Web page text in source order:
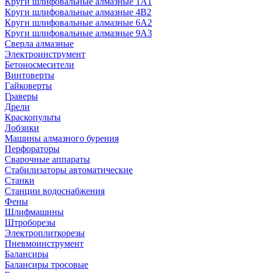
Круги шлифовальные алмазные 4В2
Круги шлифовальные алмазные 6A2
Круги шлифовальные алмазные 9А3
Сверла алмазные
Электроинструмент
Бетоносмесители
Винтоверты
Гайковерты
Граверы
Дрели
Краскопульты
Лобзики
Машины алмазного бурения
Перфораторы
Сварочные аппараты
Стабилизаторы автоматические
Станки
Станции водоснабжения
Фены
Шлифмашины
Штроборезы
Электроплиткорезы
Пневмоинструмент
Балансиры
Балансиры тросовые